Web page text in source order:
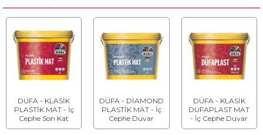
DÜFA - KLASİK
PLASTİK MAT - İç
Cephe Son Kat
Duvar Boyası
DÜFA - DİAMOND
PLASTİK MAT - İç
Cephe Duvar
Boyası
DÜFA - KLASİK
DÜFAPLAST MAT
- İç Cephe Duvar
Boyası